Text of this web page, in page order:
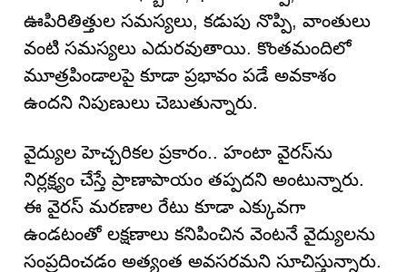
ఊపిరితిత్తుల సమస్యలు, కడుపు నొప్పి, వాంతులు
వంటి సమస్యలు ఎదురవుతాయి. కొంతమందిలో
మూత్రపిండాలపై కూడా ప్రభావం పడే అవకాశం
ఉందని నిపుణులు చెబుతున్నారు.
వైద్యుల హెచ్చరికల ప్రకారం.. హంటా వైరస్‌ను
నిర్లక్ష్యం చేస్తే ప్రాణాపాయం తప్పదని అంటున్నారు.
ఈ వైరస్ మరణాల రేటు కూడా ఎక్కువగా
ఉండటంతో లక్షణాలు కనిపించిన వెంటనే వైద్యులను
సంప్రదించడం అత్యంత అవసరమని సూచిస్తున్నారు.